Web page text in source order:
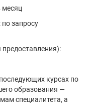
месяц
запросу
предоставления):
курсах по
образования —
специалитета, а